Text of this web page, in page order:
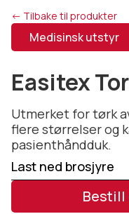
<- Tilbake til produkter
Medisinsk utstyr
Easitex
Utmerket for tørk
flere størrelser og
pasienthåndduk.
Last ned brosjyre
Bestill